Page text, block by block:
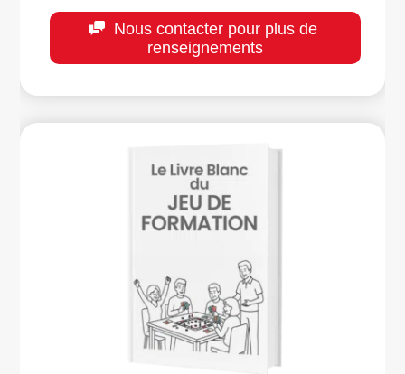
Nous contacter pour plus de
renseignements